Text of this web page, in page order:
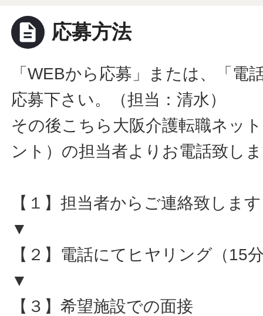
description 応募方法
「WEBから応募」または、「電
応募下さい。（担当：清水）
その後こちら大阪介護転職ネッ
ント）の担当者よりお電話致し
【１】担当者からご連絡致します
▼
【２】電話にてヒヤリング（15
▼
【３】希望施設での面接